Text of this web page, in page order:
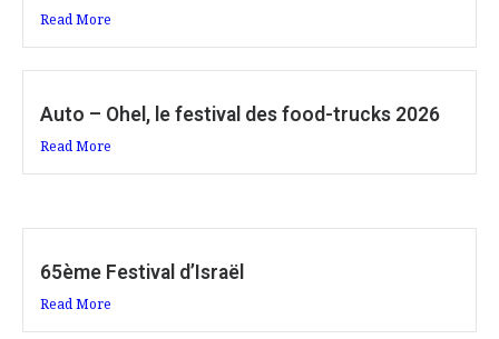
Read More
Auto – Ohel, le festival des food-trucks 2026
Read More
65ème Festival d’Israël
Read More